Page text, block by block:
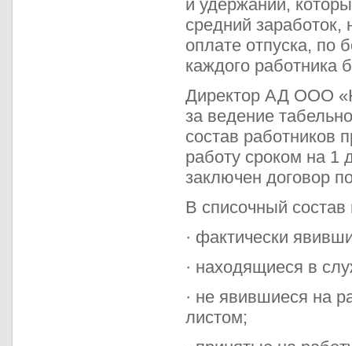
и удержаний,
средний
оплате отпуска, по
каждого работника
Директор АД ООО
за ведение
состав работников
работу сроком на 1
заключен договор
В списочный
· фактически
· находящиеся в
· не явившиеся на
листом;